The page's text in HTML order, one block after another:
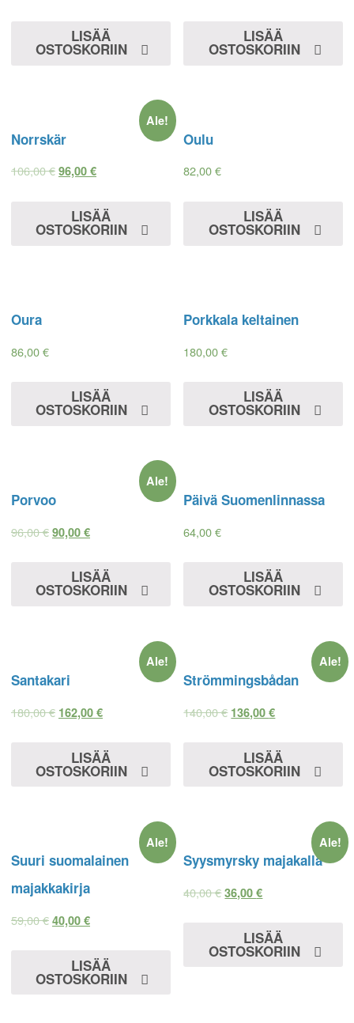
LISÄÄ
OSTOSKORIIN
LISÄÄ
OSTOSKORIIN
Ale!
Norrskär
106,00€ 96,00 €
LISÄÄ
OSTOSKORIIN
Oulu
82,00€
LISÄÄ
OSTOSKORIIN
Oura
86,00€
LISÄÄ
OSTOSKORIIN
Porkkala keltainen
180,00€
LISÄÄ
OSTOSKORIIN
Ale!
Porvoo
96,00€ 90,00 €
LISÄÄ
OSTOSKORIIN
Päivä Suomenlinnassa
64,00€
LISÄÄ
OSTOSKORIIN
Ale!
Santakari
180,00€ 162,00 €
LISÄÄ
OSTOSKORIIN
Ale!
Strömmingsbådan
140,00€ 136,00€
LISÄÄ
OSTOSKORIIN
Ale!
Suuri suomalainen
majakkakirja
59,00€ 40,00 €
LISÄÄ
OSTOSKORIIN
Ale!
Syysmyrsky majakalla
40,00€ 36,00€
LISÄÄ
OSTOSKORIIN